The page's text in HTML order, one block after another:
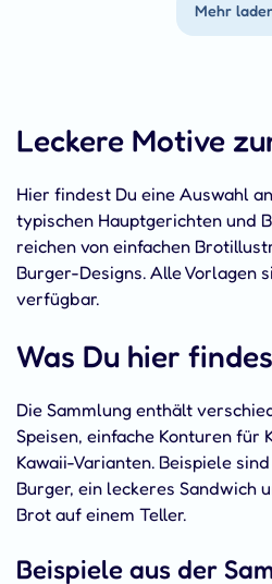
Mehr
Leckere Motive
Hier findest Du eine Auswahl
typischen Hauptgerichten und
reichen von einfachen
Burger-Designs. Alle Vorlagen
verfügbar.
Was Du hier
Die Sammlung enthält
Speisen, einfache Konturen für
Kawaii-Varianten. Beispiele
Burger, ein leckeres Sandwich
Brot auf einem Teller.
Beispiele aus der